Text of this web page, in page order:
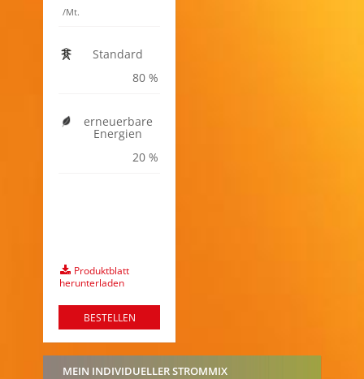
/Mt.
Standard
80
erneuerbare
Energien
20
Produktblatt
herunterladen
BESTELLEN
MEIN INDIVIDUELLER STROMMIX